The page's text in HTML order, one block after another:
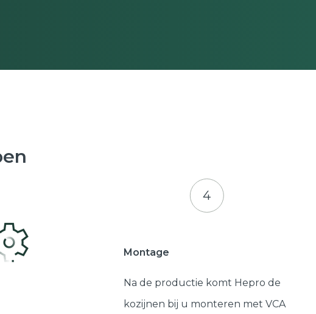
4
Montage
Na de productie komt Hepro de
kozijnen bij u monteren met VCA